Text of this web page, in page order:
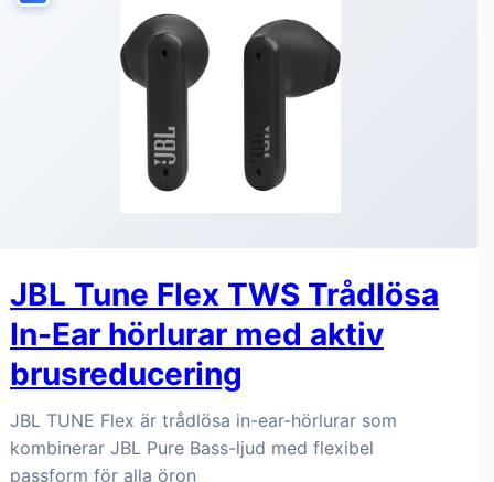
JBL Tune Flex TWS Trådlösa
In-Ear hörlurar med aktiv
brusreducering
JBL TUNE Flex är trådlösa in-ear-hörlurar som
kombinerar JBL Pure Bass-ljud med flexibel
passform för alla öron